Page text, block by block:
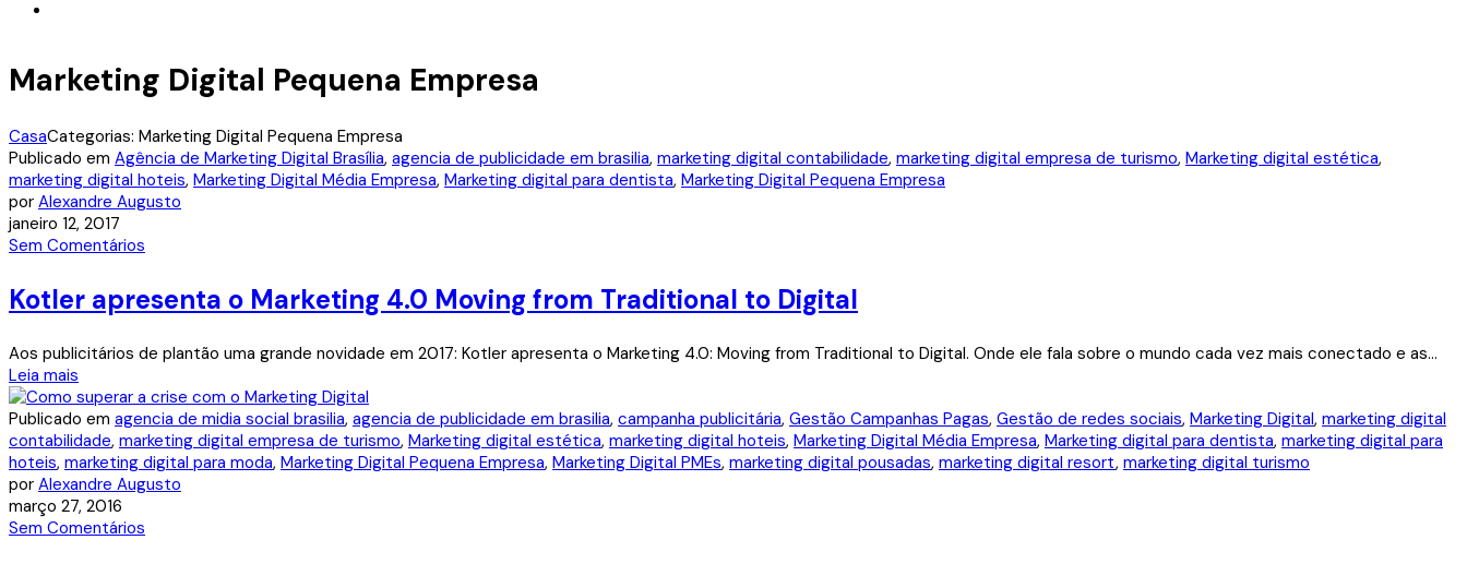
Marketing Digital Pequena Empresa
CasaCategorias: Marketing Digital Pequena Empresa
Publicado em Agência de Marketing Digital Brasília, agencia de publicidade em brasilia, marketing digital contabilidade, marketing digital empresa de turismo, Marketing digital estética,
marketing digital hoteis, Marketing Digital Média Empresa, Marketing digital para dentista, Marketing Digital Pequena Empresa
por Alexandre Augusto
janeiro 12, 2017
Sem Comentários
Kotler apresenta o Marketing 4.0 Moving from Traditional to Digital
Aos publicitários de plantão uma grande novidade em 2017: Kotler apresenta o Marketing 4.0: Moving from Traditional to Digital. Onde ele fala sobre o mundo cada vez mais conectado e as...
Leia mais
Publicado em agencia de midia social brasilia, agencia de publicidade em brasilia, campanha publicitária, Gestão Campanhas Pagas, Gestão de redes sociais, Marketing Digital, marketing digital
contabilidade, marketing digital empresa de turismo, Marketing digital estética, marketing digital hoteis, Marketing Digital Média Empresa, Marketing digital para dentista, marketing digital para
hoteis, marketing digital para moda, Marketing Digital Pequena Empresa, Marketing Digital PMEs, marketing digital pousadas, marketing digital resort, marketing digital turismo
por Alexandre Augusto
março 27, 2016
Sem Comentários